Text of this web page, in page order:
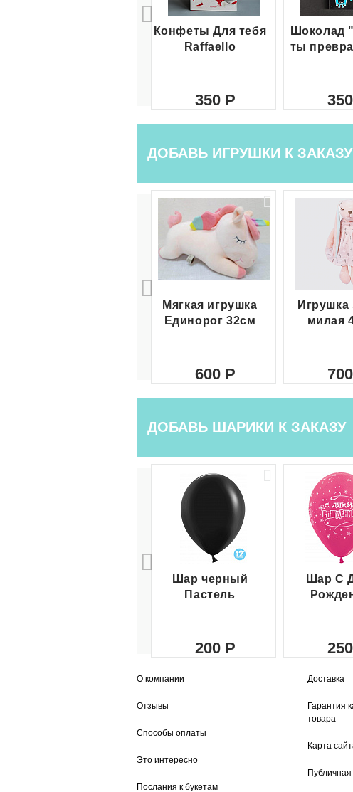
Конфеты Для тебя
Raffaello
350
Шоколад
ты
350
ДОБАВЬ ИГРУШКИ К ЗАКАЗУ
Мягкая игрушка
Единорог 32см
600
Игрушка
милая
700
ДОБАВЬ ШАРИКИ К ЗАКАЗУ
Шар черный
Пастель
200
Шар С
250
О компании
Отзывы
Способы оплаты
Это интересно
Послания к букетам
Доставка
Гарантия
товара
Карта